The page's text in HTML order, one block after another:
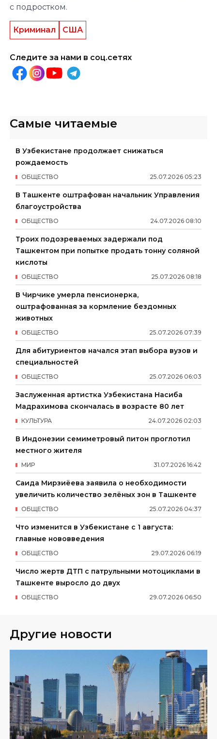
с подростком.
Криминал США
Следите за нами в соц.сетях
Самые читаемые
В Узбекистане продолжает снижаться
рождаемость
25.07.2026 05:23
ОБЩЕСТВО
В Ташкенте оштрафован начальник Управления
благоустройства
24.07.2026 08:10
ОБЩЕСТВО
Троих подозреваемых задержали под
Ташкентом при попытке продать тонну соляной
кислоты
25.07.2026 08:18
ОБЩЕСТВО
В Чирчике умерла пенсионерка,
оштрафованная за кормление бездомных
животных
25.07.2026 07:39
ОБЩЕСТВО
Для абитуриентов начался этап выбора вузов и
специальностей
25.07.2026 06:03
ОБЩЕСТВО
Заслуженная артистка Узбекистана Насиба
Мадрахимова скончалась в возрасте 80 лет
24.07.2026 02:03
КУЛЬТУРА
В Индонезии семиметровый питон проглотил
местного жителя
31.07.2026 16:42
МИР
Саида Мирзиёева заявила о необходимости
увеличить количество зелёных зон в Ташкенте
25.07.2026 04:37
ОБЩЕСТВО
Что изменится в Узбекистане с 1 августа:
главные нововведения
29.07.2026 06:19
ОБЩЕСТВО
Число жертв ДТП с патрульными мотоциклами в
Ташкенте выросло до двух
29.07.2026 06:50
ОБЩЕСТВО
Другие новости